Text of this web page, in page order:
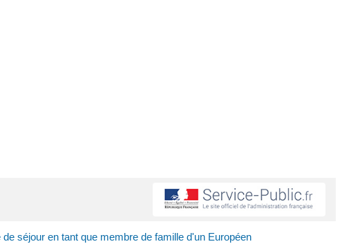
de séjour en tant que membre de famille d'un Européen